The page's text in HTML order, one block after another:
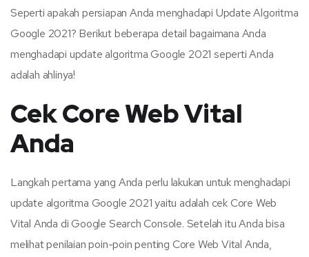
Seperti apakah persiapan Anda menghadapi Update Algoritma
Google 2021? Berikut beberapa detail bagaimana Anda
menghadapi update algoritma Google 2021 seperti Anda
adalah ahlinya!
Cek Core Web Vital
Anda
Langkah pertama yang Anda perlu lakukan untuk menghadapi
update algoritma Google 2021 yaitu adalah cek Core Web
Vital Anda di Google Search Console. Setelah itu Anda bisa
melihat penilaian poin-poin penting Core Web Vital Anda,